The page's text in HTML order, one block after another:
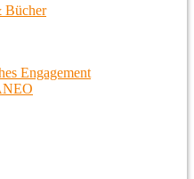
Bücher
Engagement